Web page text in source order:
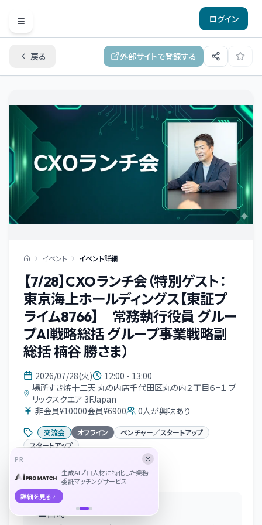
Open menu
ログイン
戻る 外部サイトで登録する
イベント イベント詳細
【7/28】CXOランチ会（特別ゲスト：
東京海上ホールディングス【東証プ
ライム8766】 常務執行役員 グルー
プAI戦略総括 グループ事業戦略副
総括 楠谷 勝さま）
2026/07/28(火)
12:00 - 13:00
場所すき焼十二天 丸の内店千代田区丸の内２丁目６−１ ブ
リックスクエア 3FJapan
非会員¥10000会員¥6900
0人が興味あり
交流会 オフライン
ベンチャー／スタートアップ
スタートアップ
イベント概要
■日時
PR
生成AIプロ人材に特化した業務
委託マッチングサービス
詳細を見る